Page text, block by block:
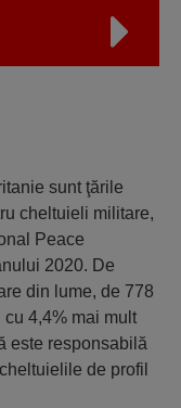
sunt ţările
cheltuieli militare,
Peace
2020. De
din lume, de 778
4,4% mai mult
este responsabilă
de profil